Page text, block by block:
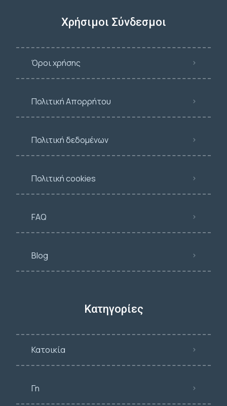
Χρήσιμοι Σύνδεσμοι
Όροι χρήσης
Πολιτική Απορρήτου
Πολιτική δεδομένων
Πολιτική cookies
FAQ
Blog
Κατηγορίες
Κατοικία
Γη